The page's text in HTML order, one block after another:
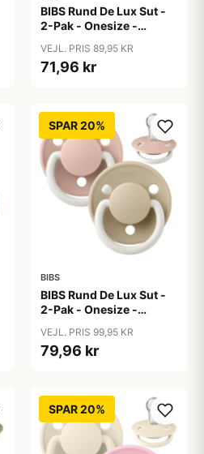
BIBS Rund De Lux Sut -
2-Pak - Onesize -
VEJL. PRIS 89,95 KR
71,96 kr
SPAR 20%
BIBS
BIBS Rund De Lux Sut -
2-Pak - Onesize -
Blush/Vanilla
VEJL. PRIS 99,95 KR
79,96 kr
SPAR 20%